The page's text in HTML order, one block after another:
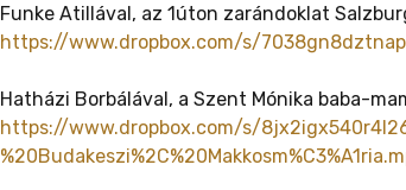
Funke Atillával, az 1úton zarándoklat
https://www.dropbox.com/s/
Hatházi Borbálával, a Szent Mónika baba-
https://www.dropbox.com/s/8jx2igx540r4l26/